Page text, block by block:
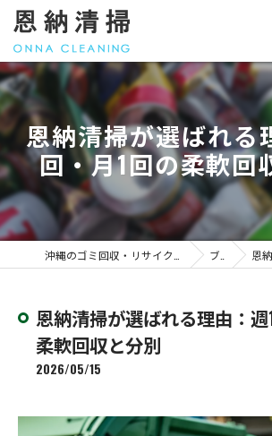
恩納清掃が選ばれる
回・月1回の柔軟回
ブログ 恩納清
恩納清掃が選ばれる理由：週
柔軟回収と分別
2026/05/15